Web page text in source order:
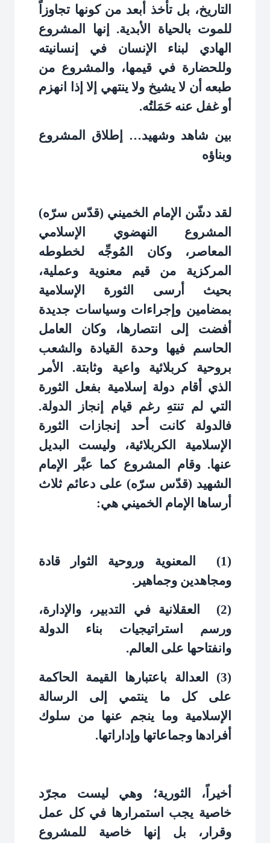
التاريخ، بل تأخذ أبعد من كونها تجاوزاً
للموت بالحياة الأبدية. إنها المشروع
الهادي لبناء الإنسان في إنسانيته
وللحضارة في قيمها، والمشروع من
طبعه أن لا يشيخ ولا ينتهي إلا إذا انهزم
أو غفل عنه حَمَلتُه.
بين شاهد وشهيد… إطلاق المشروع
وبناؤه
لقد دشّن الإمام الخميني (قدّس سرّه)
المشروع النهضوي الإسلامي
المعاصر، وكان المُوجِّه لخطوطه
المركزية من قيم معنوية وعملية،
بحيث أرسى الثورة الإسلامية
بمضامين وإجراءات وسياسات جديدة
أفضت إلى انتصارها، وكان العامل
الحاسم فيها وحدة القيادة والشعب
بروحية كربلائية واعية وثابتة. الأمر
الذي أقام دولة إسلامية بفعل الثورة
التي لم تنتهِ رغم قيام إنجاز الدولة.
فالدولة كانت أحد إنجازات الثورة
الإسلامية الكربلائية، وليست البديل
عنها. وقام المشروع كما عبَّر الإمام
الشهيد (قدّس سرّه) على دعائم ثلاث
أرساها الإمام الخميني هي:
(1)
المعنوية وروحية الثوار قادة
ومجاهدين وجماهير .
(2)
العقلانية في التدبير، والإدارة،
ورسم استراتيجيات بناء الدولة
وانفتاحها على العالم.
(3) العدالة باعتبارها القيمة الحاكمة
على كل ما ينتمي إلى الرسالة
الإسلامية وما ينجم عنها من سلوك
أفرادها وجماعاتها وإداراتها.
أخيراً، الثورية؛ وهي ليست مجرّد
خاصية يجب استمرارها في كل عمل
وقرار، بل إنها خاصية للمشروع